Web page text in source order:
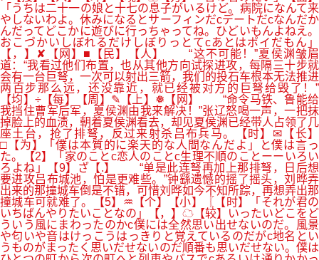
「うちは二十一の娘と十七の息子がいるけど。病院になんて来
やしないわよ。休みになるとサーフィンだcデートだcなんだか
んだってどこかに遊びに行っちゃってね。ひどいもんよねえ。
おこづかいしぼれるだけしぼりっとてcあとはポイだもん」
【，】✘【网】■【民】【人】 “这不可能！”夏侯渊皱眉
道：“我看过他们布置，也从其他方向试探进攻，每隔三十步就
会有一台巨弩，一次可以射出三箭，我们的投石车根本无法推进
两百步那么远，还没靠近，就已经被对方的巨弩给毁了！”
【均】÷【每】【周】✎【上】❅【网】 “命令马铁、鲁能给
我挡住曹军后军，夏侯渊由我来解决！”张辽怒喝一声，一把抹
掉脸上的血渍，朝着夏侯渊看去，却见夏侯渊已经带人占领了几
座土台，抢了排弩，反过来射杀吕布兵马。【时】✉【长】
□【为】「僕は本質的に楽天的な人間なんだよ」と僕は言っ
た。【2】「家のことc恋人のことc生理不順のことーーいろい
ろよね」【9】ざ【.】 “单是此连弩再加上那排弩，日后想
要进攻吕布城池，怕是更难些。”钟繇遗憾的摇了摇头，刘晔弄
出来的那撞城车倒是不错，可惜刘晔如今不知所踪，再想弄出那
撞城车可就难了。【5】♒【个】【小】〖【时】「それが君の
いちばんやりたいことなの」【，】☁【较】いったいどこをど
ういう風にまわったのかc僕には全然思い出せないのだ。風景
や匂いや音はけっこうはっきりと覚えているのだがc地名とい
うものがまったく思いだせないのだ順番も思いだせない。僕は